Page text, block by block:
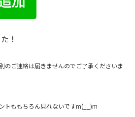
！
のご連絡は届きませんのでご了承くださいま
トももちろん見れないですm(__)m